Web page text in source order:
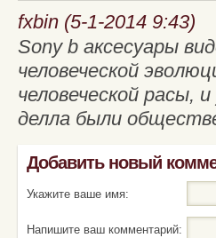
fxbin (5-1-2014 9:43)
Sony b аксесуары
человеческой
человеческой расы,
делла были
Добавить новый
Укажите ваше имя:
Напишите ваш комментарий: